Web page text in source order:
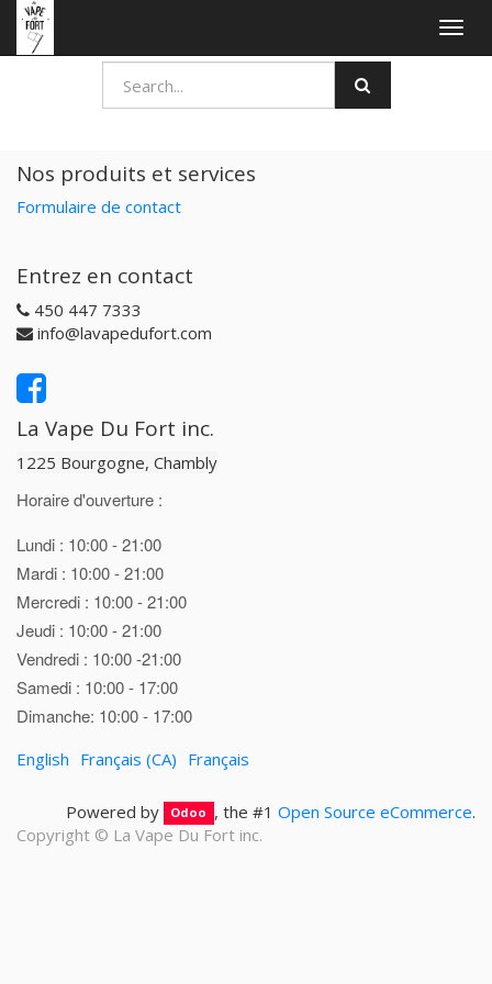
Nos produits et services
Formulaire de contact
Entrez en contact
450 447 7333
info@lavapedufort.com
La Vape Du Fort inc.
1225 Bourgogne, Chambly
Horaire d'ouverture :
Lundi : 10:00 - 21:00
Mardi : 10:00 - 21:00
Mercredi : 10:00 - 21:00
Jeudi : 10:00 - 21:00
Vendredi : 10:00 -21:00
Samedi : 10:00 - 17:00
Dimanche: 10:00 - 17:00
English Français (CA) Français
Powered by Odoo , the #1 Open Source eCommerce.
Copyright © La Vape Du Fort inc.